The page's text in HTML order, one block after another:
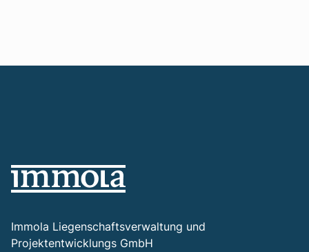
Immola Liegenschaftsverwaltung und
Projektentwicklungs GmbH